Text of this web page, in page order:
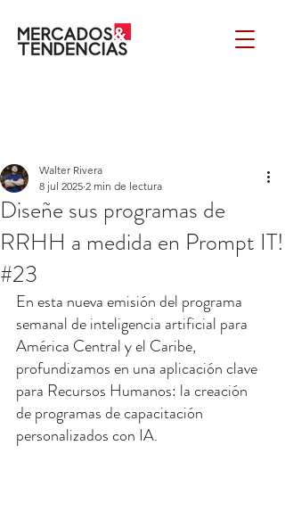
Diseñe sus programas de
RRHH a medida en Prompt IT!
#23
Walter Rivera
8 jul 2025 2 min de lectura
En esta nueva emisión del programa
semanal de inteligencia artificial para
América Central y el Caribe,
profundizamos en una aplicación clave
para Recursos Humanos: la creación
de programas de capacitación
personalizados con IA.